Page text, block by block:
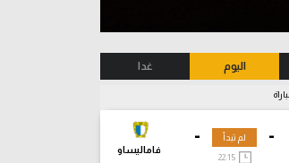
اليوم غدا
-
-
فاماليساو
لم تبدأ
22:15